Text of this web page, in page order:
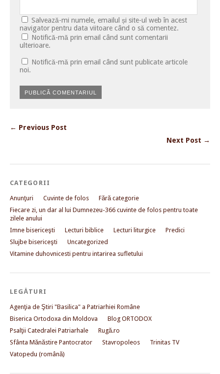
Salvează-mi numele, emailul și site-ul web în acest
navigator pentru data viitoare când o să comentez.
Notifică-mă prin email când sunt comentarii
ulterioare.
Notifică-mă prin email când sunt publicate articole
noi.
← Previous Post
Next Post →
CATEGORII
Anunţuri Cuvinte de folos
Fără categorie
Fiecare zi, un dar al lui Dumnezeu-366 cuvinte de folos pentru toate
zilele anului
Imne bisericeşti
Lecturi biblice Lecturi liturgice
Predici
Slujbe bisericeşti
Uncategorized
Vitamine duhovnicesti pentru intarirea sufletului
LEGĂTURI
Agenţia de Ştiri "Basilica" a Patriarhiei Române
Biserica Ortodoxa din Moldova
Blog ORTODOX
Psalţii Catedralei Patriarhale
Rugă.ro
Sfânta Mănăstire Pantocrator
Stavropoleos
Trinitas TV
Vatopedu (română)